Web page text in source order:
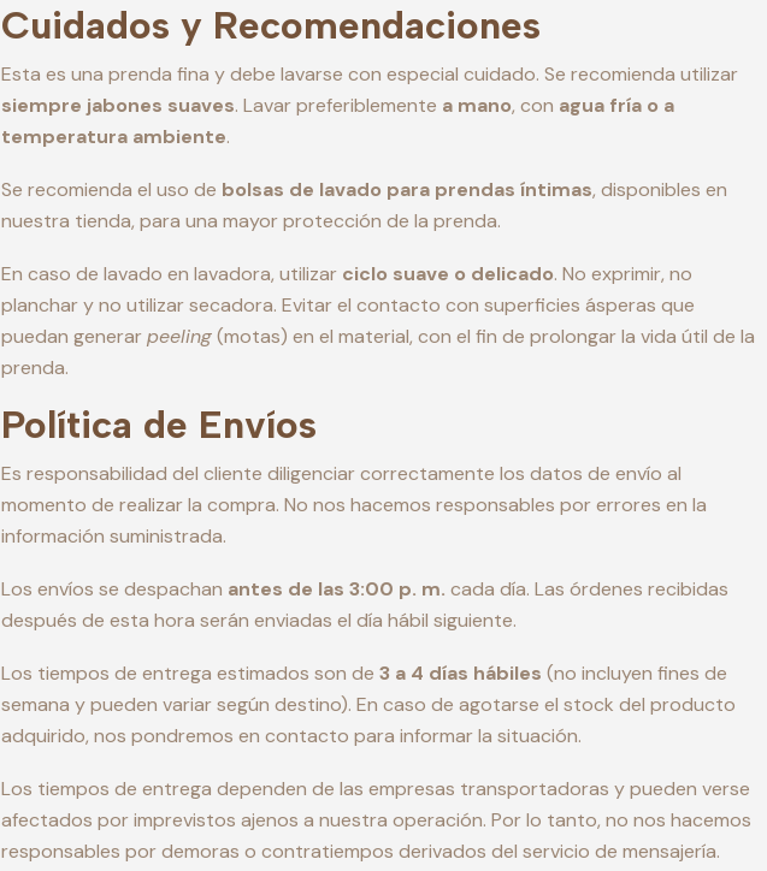
Cuidados y Recomendaciones
Esta es una prenda fina y debe lavarse con especial cuidado. Se recomienda utilizar
siempre jabones suaves. Lavar preferiblemente a mano, con agua fría o a
temperatura ambiente.
Se recomienda el uso de bolsas de lavado para prendas íntimas, disponibles en
nuestra tienda, para una mayor protección de la prenda.
En caso de lavado en lavadora, utilizar ciclo suave o delicado. No exprimir, no
planchar y no utilizar secadora. Evitar el contacto con superficies ásperas que
puedan generarpeeling(motas) en el material, con el fin de prolongar la vida útil de la
prenda.
Política de Envíos
Es responsabilidad del cliente diligenciar correctamente los datos de envío al
momento de realizar la compra. No nos hacemos responsables por errores en la
información suministrada.
Los envíos se despachan antes de las 3:00 p. m. cada día. Las órdenes recibidas
después de esta hora serán enviadas el día hábil siguiente.
Los tiempos de entrega estimados son de 3 a 4 días hábiles (no incluyen fines de
semana y pueden variar según destino). En caso de agotarse el stock del producto
adquirido, nos pondremos en contacto para informar la situación.
Los tiempos de entrega dependen de las empresas transportadoras y pueden verse
afectados por imprevistos ajenos a nuestra operación. Por lo tanto, no nos hacemos
responsables por demoras o contratiempos derivados del servicio de mensajería.